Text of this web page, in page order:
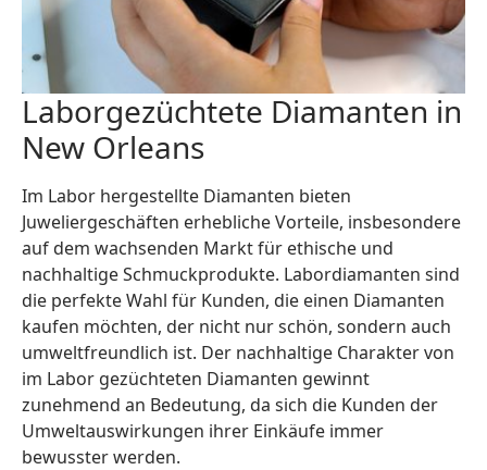
Laborgezüchtete Diamanten in
New Orleans
Im Labor hergestellte Diamanten bieten
Juweliergeschäften erhebliche Vorteile, insbesondere
auf dem wachsenden Markt für ethische und
nachhaltige Schmuckprodukte. Labordiamanten sind
die perfekte Wahl für Kunden, die einen Diamanten
kaufen möchten, der nicht nur schön, sondern auch
umweltfreundlich ist. Der nachhaltige Charakter von
im Labor gezüchteten Diamanten gewinnt
zunehmend an Bedeutung, da sich die Kunden der
Umweltauswirkungen ihrer Einkäufe immer
bewusster werden.